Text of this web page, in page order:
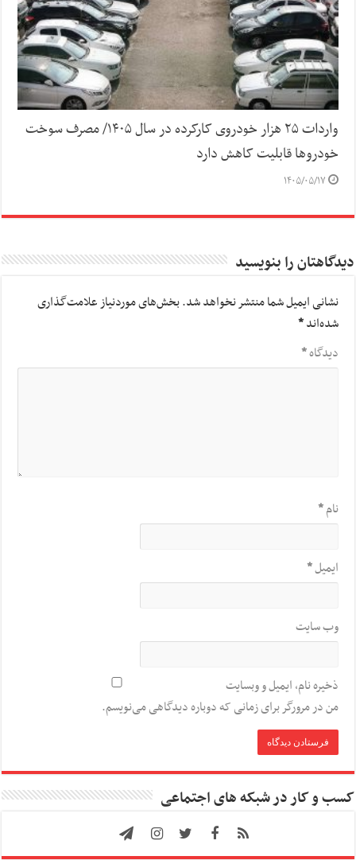
واردات ۲۵ هزار خودروی کارکرده در سال ۱۴۰۵/ مصرف سوخت
خودرو‌ها قابلیت کاهش دارد
۱۴۰۵/۰۵/۱۷
دیدگاهتان را بنویسید
نشانی ایمیل شما منتشر نخواهد شد.بخش‌های موردنیاز علامت‌گذاری
شده‌اند*
دیدگاه*
نام*
ایمیل*
وب‌ سایت
ذخیره نام، ایمیل و وبسایت
من در مرورگر برای زمانی که دوباره دیدگاهی می‌نویسم.
کسب و کار در شبکه های اجتماعی